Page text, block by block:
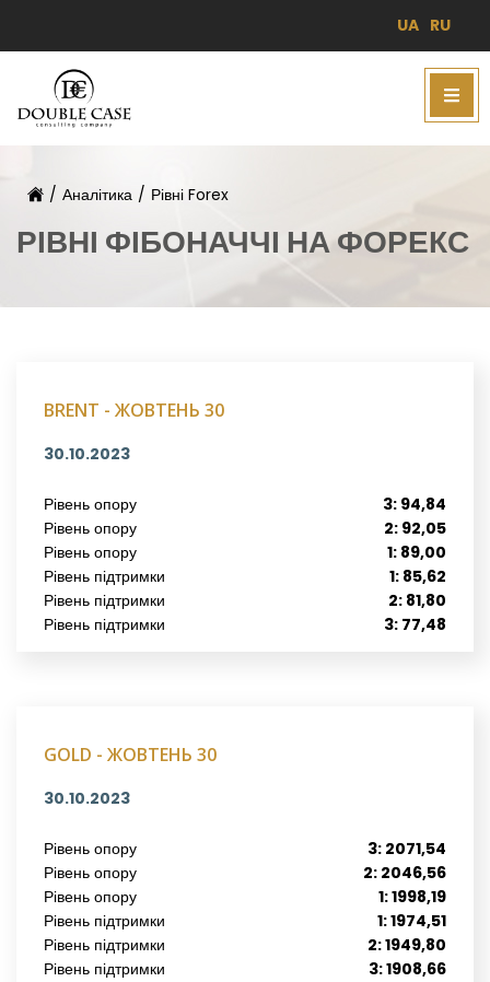
UA RU
/ Аналітика / Рівні Forex
РІВНІ ФІБОНАЧЧІ НА ФОРЕКС
BRENT - ЖОВТЕНЬ 30
30.10.2023
Рівень опору
3: 94,84
Рівень опору
2: 92,05
Рівень опору
1: 89,00
Рівень підтримки
1: 85,62
Рівень підтримки
2: 81,80
Рівень підтримки
3: 77,48
GOLD - ЖОВТЕНЬ 30
30.10.2023
Рівень опору
3: 2071,54
Рівень опору
2: 2046,56
Рівень опору
1: 1998,19
Рівень підтримки
1: 1974,51
Рівень підтримки
2: 1949,80
Рівень підтримки
3: 1908,66